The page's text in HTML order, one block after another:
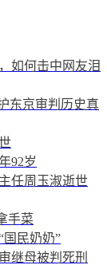
如何击中网友泪
东京审判历史真
92岁
任周玉淑逝世
手菜
民奶奶”
继母被判死刑